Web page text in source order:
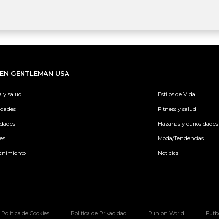
GENTLEMAN USA
y salud Estilos de Vida
Fitness y salud
Hazañas y curiosidades
Moda/Tendencias
Noticias
Politica de Cookies Politica de Privacidad Run on World